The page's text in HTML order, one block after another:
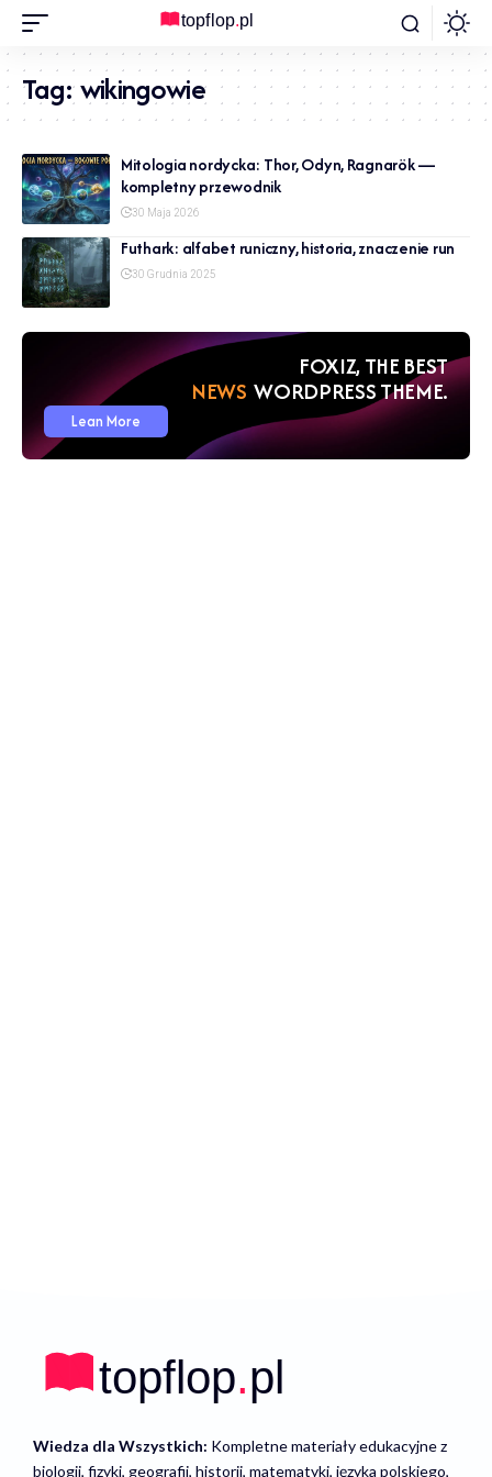
Tag:wikingowie
Mitologia nordycka: Thor, Odyn, Ragnarök —
kompletny przewodnik
30 Maja 2026
Futhark: alfabet runiczny, historia, znaczenie run
30 Grudnia 2025
FOXIZ, THE BEST
NEWS WORDPRESS THEME.
Lean More
Wiedza dla Wszystkich: Kompletne materiały edukacyjne z
biologii, fizyki, geografii, historii, matematyki, języka polskiego,